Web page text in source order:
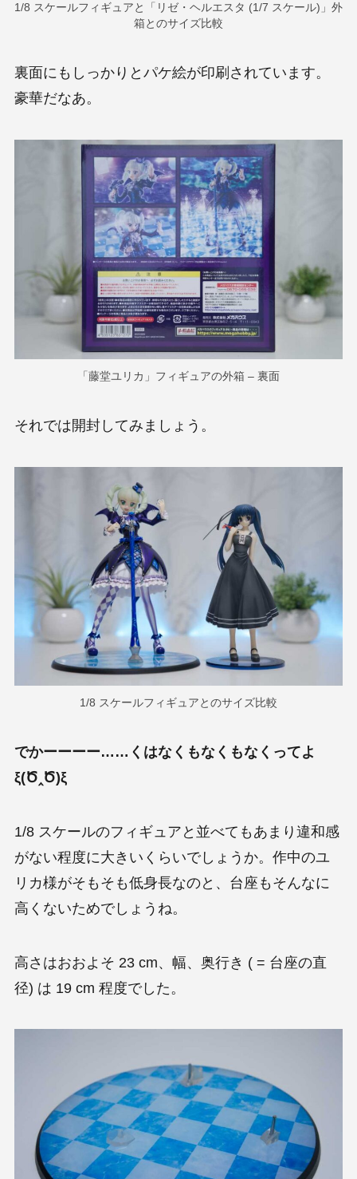
1/8 スケールフィギュアと「リゼ・ヘルエスタ (1/7 スケール)」外
箱とのサイズ比較
裏面にもしっかりとパケ絵が印刷されています。
豪華だなあ。
「藤堂ユリカ」フィギュアの外箱 – 裏面
それでは開封してみましょう。
1/8 スケールフィギュアとのサイズ比較
でかーーーー……くはなくもなくもなくってよ
ξ(Ծ‸Ծ)ξ
1/8 スケールのフィギュアと並べてもあまり違和感
がない程度に大きいくらいでしょうか。作中のユ
リカ様がそもそも低身長なのと、台座もそんなに
高くないためでしょうね。
高さはおおよそ 23 cm、幅、奥行き ( = 台座の直
径) は 19 cm 程度でした。